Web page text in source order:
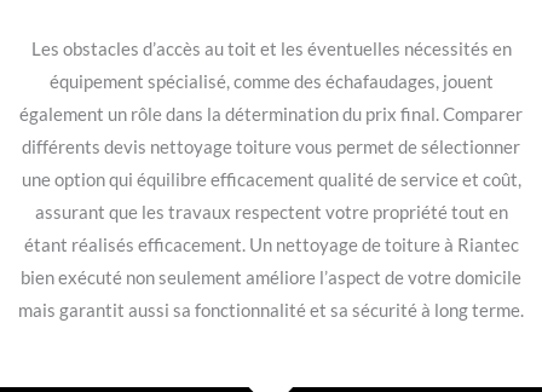
Les obstacles d’accès au toit et les éventuelles nécessités en
équipement spécialisé, comme des échafaudages, jouent
également un rôle dans la détermination du prix final. Comparer
différents devis nettoyage toiture vous permet de sélectionner
une option qui équilibre efficacement qualité de service et coût,
assurant que les travaux respectent votre propriété tout en
étant réalisés efficacement. Un nettoyage de toiture à Riantec
bien exécuté non seulement améliore l’aspect de votre domicile
mais garantit aussi sa fonctionnalité et sa sécurité à long terme.